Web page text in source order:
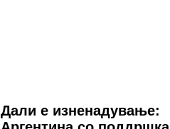
Дали е изненадување: